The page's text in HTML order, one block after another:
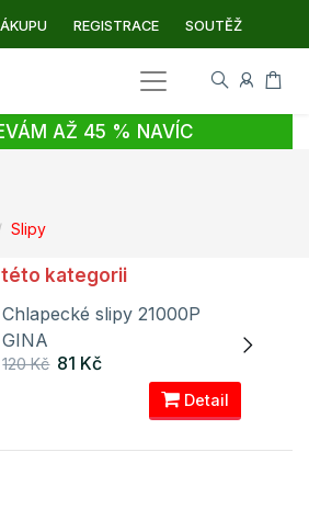
REGISTRACE SOUTĚŽ
AŽ 45 % NAVÍC
Slipy
této kategorii
Chlapecké slipy 21000P
GINA
120 Kč 81 Kč
Detail